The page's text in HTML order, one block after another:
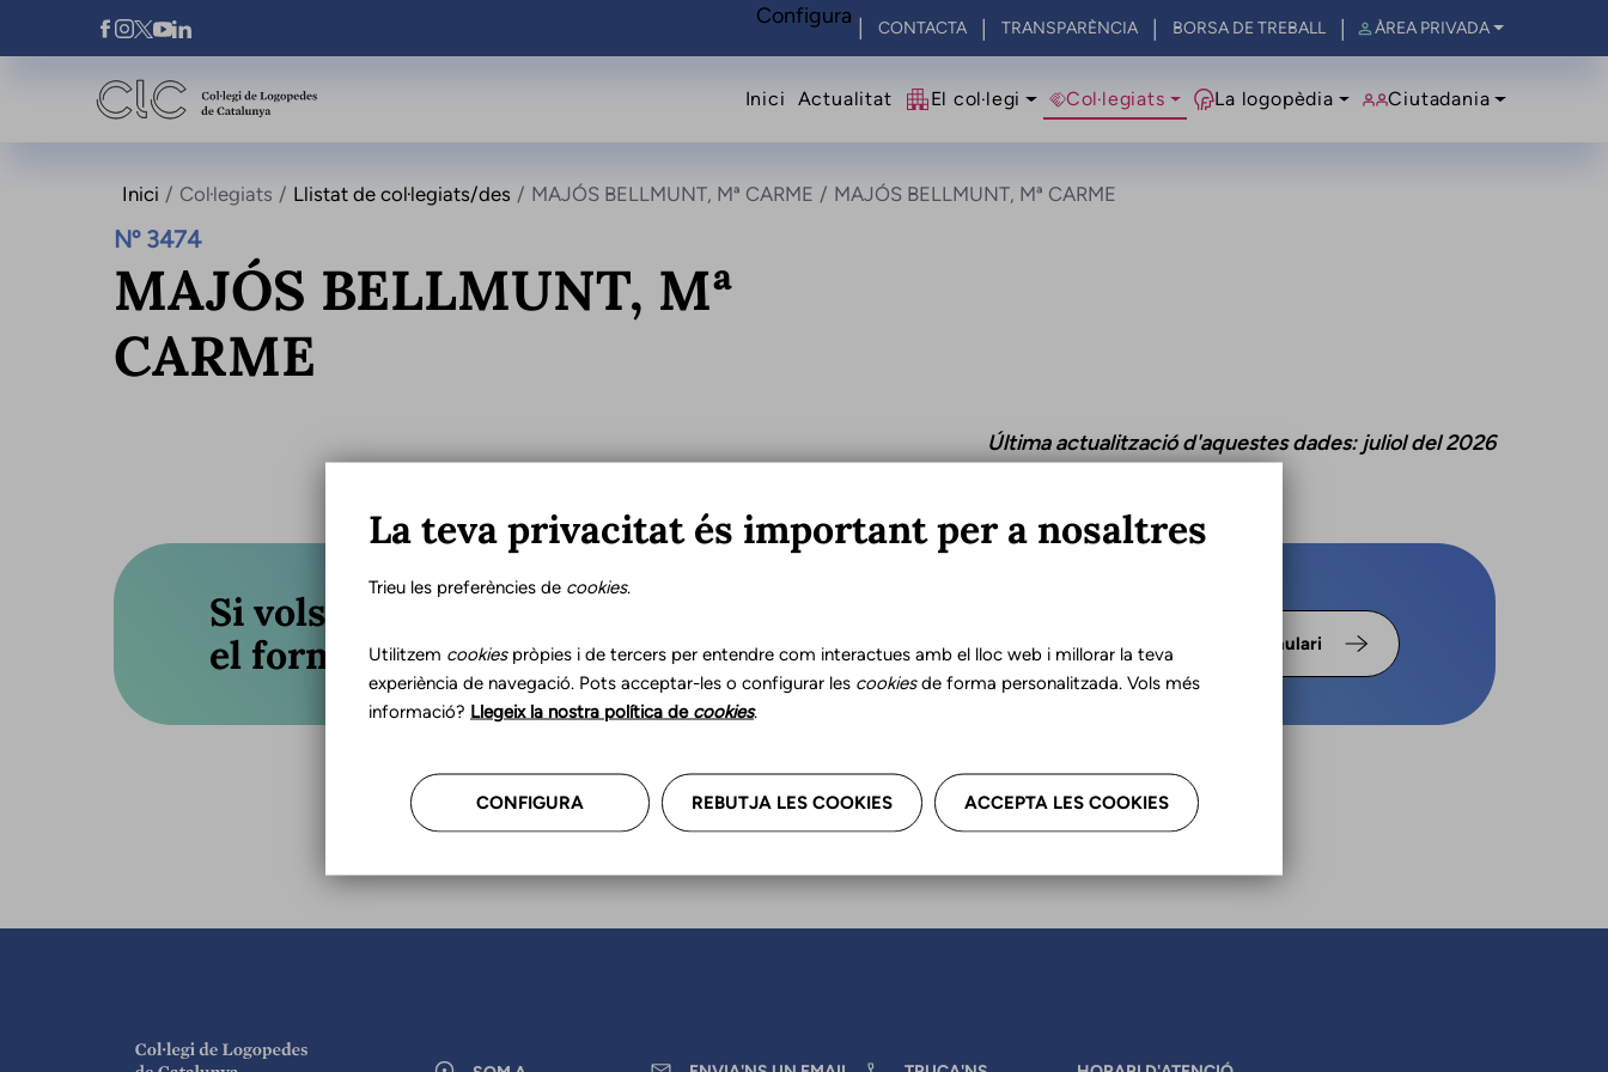
Vés al contingut
Xarxes Socials CONTACTA TRANSPARÈNCIA BORSA DE TREBALL ÀREA PRIVADA
Navegació principal
Inici Actualitat El col·legi Col·legiats La logopèdia Ciutadania
Inici Col·legiats Llistat de col·legiats/des MAJÓS BELLMUNT, Mª CARME MAJÓS BELLMUNT, Mª CARME
Nº 3474
MAJÓS BELLMUNT, Mª
CARME
Última actualització d'aquestes dades: juliol del 2026
Si vols actualitzar les teves dades professionals omple
el formulari o truca'ns.
Formulari
Configura
La teva privacitat és important per a nosaltres
Trieu les preferències de cookies.
Utilitzem cookiespròpies i de tercers per entendre com interactues amb el lloc web i millorar la teva
experiència de navegació. Pots acceptar-les o configurar les cookiesde forma personalitzada. Vols més
informació? Llegeix la nostra política de cookies.
CONFIGURA REBUTJA LES COOKIES ACCEPTA LES COOKIES